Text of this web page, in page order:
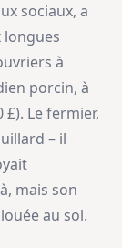
sociaux, a
longues
à
porcin, à
Le fermier,
– il
mais son
au sol.